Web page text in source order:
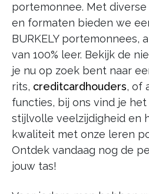
portemonnee. Met
en formaten bieden we
BURKELY portemonnees,
van 100% leer. Bekijk de
je nu op zoek bent naar
rits, creditcardhouders, of
functies, bij ons vind je het
stijlvolle veelzijdigheid en
kwaliteit met onze leren
Ontdek vandaag nog de
jouw tas!